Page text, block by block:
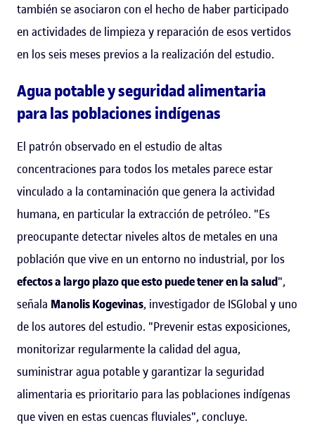
también se asociaron con el hecho de haber participado
en actividades de limpieza y reparación de esos vertidos
en los seis meses previos a la realización del estudio.
Agua potable y seguridad alimentaria
para las poblaciones indígenas
El patrón observado en el estudio de altas
concentraciones para todos los metales parece estar
vinculado a la contaminación que genera la actividad
humana, en particular la extracción de petróleo. "Es
preocupante detectar niveles altos de metales en una
población que vive en un entorno no industrial, por los
efectos a largo plazo que esto puede tener en la salud",
señala Manolis Kogevinas, investigador de ISGlobal y uno
de los autores del estudio. "Prevenir estas exposiciones,
monitorizar regularmente la calidad del agua,
suministrar agua potable y garantizar la seguridad
alimentaria es prioritario para las poblaciones indígenas
que viven en estas cuencas fluviales", concluye.